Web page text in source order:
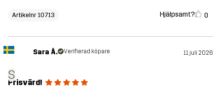
Artikelnr 10713 Hjälpsamt? 0
S
Sara Å. Verifierad köpare 11 juli 2026
Prisvärd!